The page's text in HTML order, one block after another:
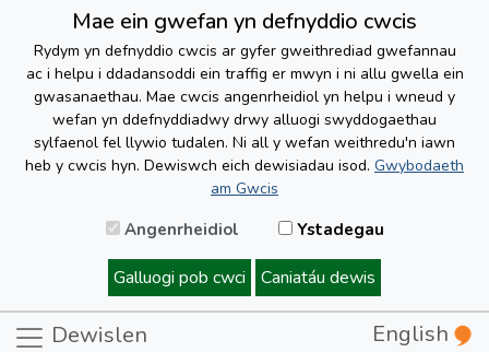
Mae ein gwefan yn defnyddio cwcis
Rydym yn defnyddio cwcis ar gyfer gweithrediad gwefannau
ac i helpu i ddadansoddi ein traffig er mwyn i ni allu gwella ein
gwasanaethau. Mae cwcis angenrheidiol yn helpu i wneud y
wefan yn ddefnyddiadwy drwy alluogi swyddogaethau
sylfaenol fel llywio tudalen. Ni all y wefan weithredu'n iawn
heb y cwcis hyn. Dewiswch eich dewisiadau isod. Gwybodaeth
am Gwcis
Angenrheidiol Ystadegau
Galluogi pob cwci Caniatáu dewis
Dewislen English